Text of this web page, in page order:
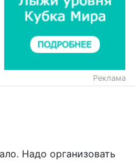
Реклама
Надо организовать